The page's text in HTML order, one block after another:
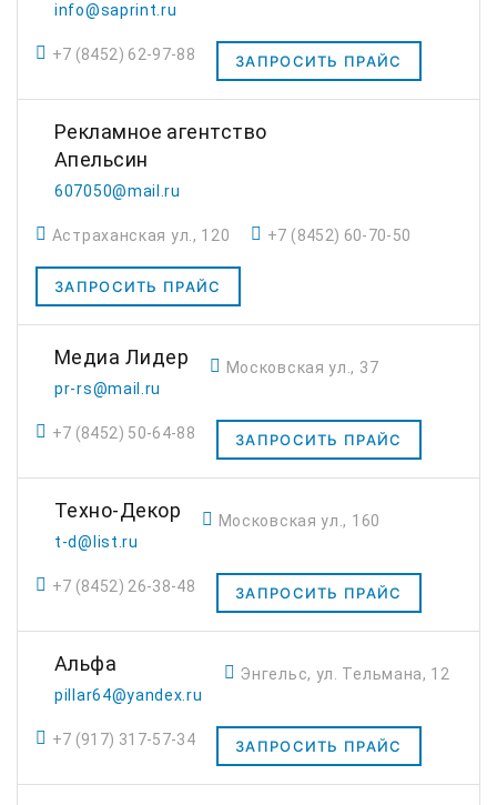
info@saprint.ru
+7 (8452) 62-97-88 ЗАПРОСИТЬ ПРАЙС
Рекламное агентство
Апельсин
607050@mail.ru
Астраханская ул., 120 +7 (8452) 60-70-50
ЗАПРОСИТЬ ПРАЙС
Медиа Лидер
pr-rs@mail.ru
Московская ул., 37
+7 (8452) 50-64-88 ЗАПРОСИТЬ ПРАЙС
Техно-Декор
t-d@list.ru
Московская ул., 160
+7 (8452) 26-38-48 ЗАПРОСИТЬ ПРАЙС
Альфа
pillar64@yandex.ru
Энгельс, ул. Тельмана, 12
+7 (917) 317-57-34 ЗАПРОСИТЬ ПРАЙС